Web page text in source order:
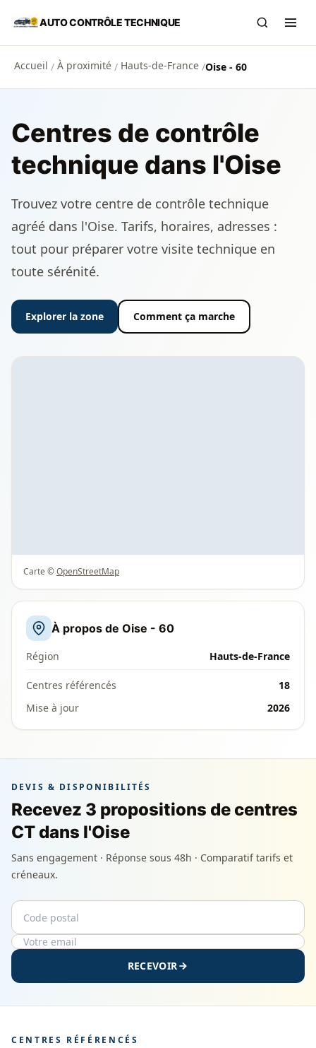
Aller au contenu principal
AUTO CONTRÔLE TECHNIQUE
Accueil / À proximité / Hauts-de-France /Oise - 60
Centres de contrôle
technique dans l'Oise
Trouvez votre centre de contrôle technique
agréé dans l'Oise. Tarifs, horaires, adresses :
tout pour préparer votre visite technique en
toute sérénité.
Explorer la zone Comment ça marche
Carte ©OpenStreetMap
À propos de Oise - 60
Région Hauts-de-France
Centres référencés
18
Mise à jour
2026
DEVIS & DISPONIBILITÉS
Recevez 3 propositions de centres
CT dans l'Oise
Sans engagement · Réponse sous 48h · Comparatif tarifs et
créneaux.
Code postal
Email
RECEVOIR
CENTRES RÉFÉRENCÉS